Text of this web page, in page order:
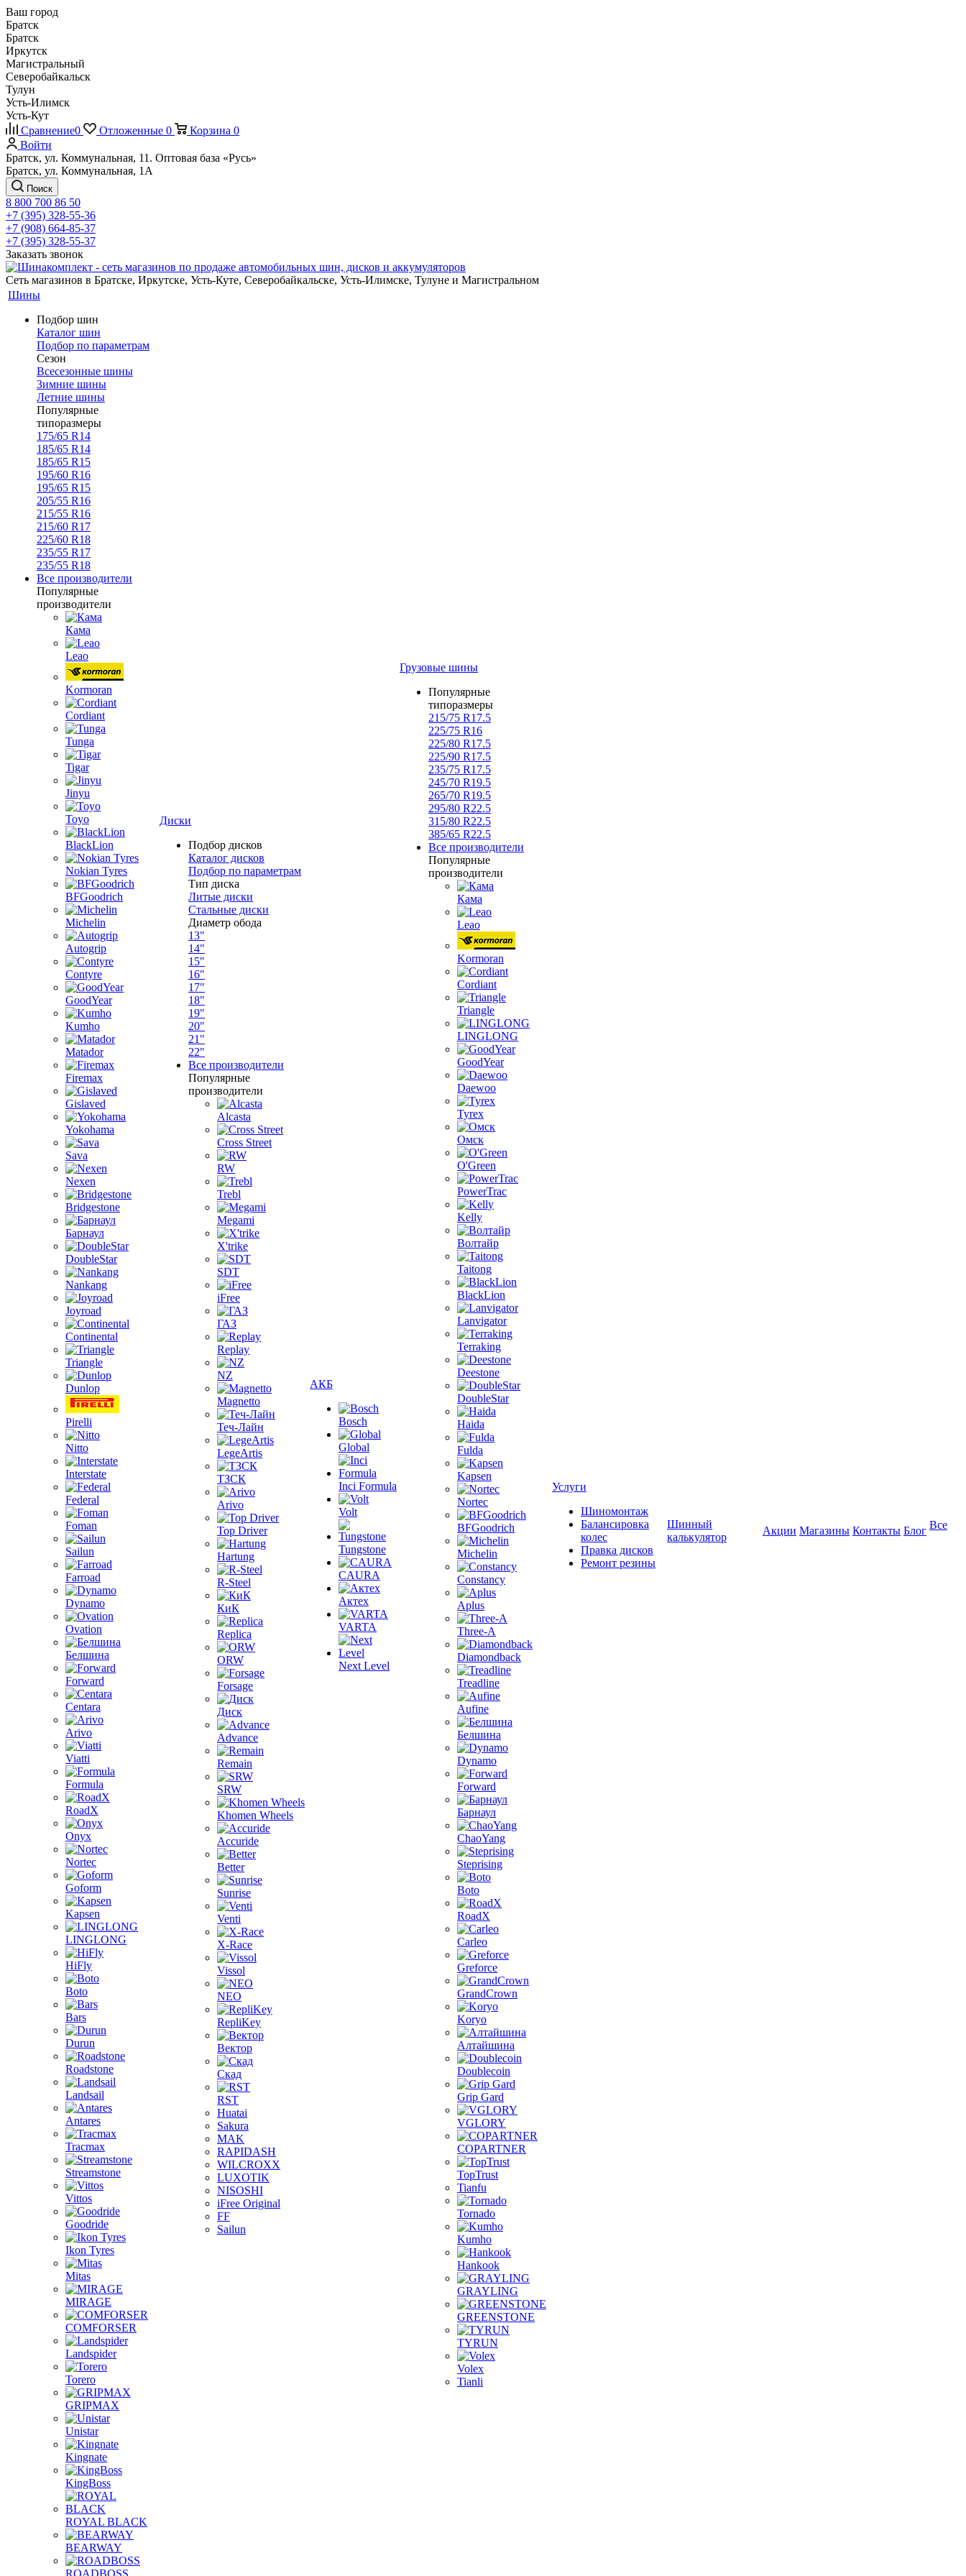
Ваш город
Братск
Братск
Иркутск
Магистральный
Северобайкальск
Тулун
Усть-Илимск
Усть-Кут
Сравнение0 Отложенные 0 Корзина 0
Войти
Братск, ул. Коммунальная, 11. Оптовая база «Русь»
Братск, ул. Коммунальная, 1А
Поиск
8 800 700 86 50
+7 (395) 328-55-36
+7 (908) 664-85-37
+7 (395) 328-55-37
Заказать звонок
Сеть магазинов в Братске, Иркутске, Усть-Куте, Северобайкальске, Усть-Илимске, Тулуне и Магистральном
Шины
Подбор шин
Каталог шин
Подбор по параметрам
Сезон
Всесезонные шины
Зимние шины
Летние шины
Популярные
типоразмеры
175/65 R14
185/65 R14
185/65 R15
195/60 R16
195/65 R15
205/55 R16
215/55 R16
215/60 R17
225/60 R18
235/55 R17
235/55 R18
Все производители
Популярные
производители
Кама
Leao
Kormoran
Cordiant
Tunga
Tigar
Jinyu
Toyo
BlackLion
Nokian Tyres
BFGoodrich
Michelin
Autogrip
Contyre
GoodYear
Kumho
Matador
Firemax
Gislaved
Yokohama
Sava
Nexen
Bridgestone
Барнаул
DoubleStar
Nankang
Joyroad
Continental
Triangle
Dunlop
Pirelli
Nitto
Interstate
Federal
Foman
Sailun
Farroad
Dynamo
Ovation
Белшина
Forward
Centara
Arivo
Viatti
Formula
RoadX
Onyx
Nortec
Goform
Kapsen
LINGLONG
HiFly
Boto
Bars
Durun
Roadstone
Landsail
Antares
Tracmax
Streamstone
Vittos
Goodride
Ikon Tyres
Mitas
MIRAGE
COMFORSER
Landspider
Torero
GRIPMAX
Unistar
Kingnate
KingBoss
ROYAL BLACK
BEARWAY
ROADBOSS
Диски
Подбор дисков
Каталог дисков
Подбор по параметрам
Тип диска
Литые диски
Стальные диски
Диаметр обода
13"
14"
15"
16"
17"
18"
19"
20"
21"
22"
Все производители
Популярные
производители
Alcasta
Cross Street
RW
Trebl
Megami
X'trike
SDT
iFree
ГАЗ
Replay
NZ
Magnetto
Теч-Лайн
LegeArtis
ТЗСК
Arivo
Top Driver
Hartung
R-Steel
КиК
Replica
ORW
Forsage
Диск
Advance
Remain
SRW
Khomen Wheels
Accuride
Better
Sunrise
Venti
X-Race
Vissol
NEO
RepliKey
Вектор
Скад
RST
Huatai
Sakura
MAK
RAPIDASH
WILCROXX
LUXOTIK
NISOSHI
iFree Original
FF
Sailun
АКБ
Bosch
Global
Inci Formula
Volt
Tungstone
CAURA
Актех
VARTA
Next Level
Грузовые шины
Популярные
типоразмеры
215/75 R17.5
225/75 R16
225/80 R17.5
225/90 R17.5
235/75 R17.5
245/70 R19.5
265/70 R19.5
295/80 R22.5
315/80 R22.5
385/65 R22.5
Все производители
Популярные
производители
Кама
Leao
Kormoran
Cordiant
Triangle
LINGLONG
GoodYear
Daewoo
Tyrex
Омск
O'Green
PowerTrac
Kelly
Волтайр
Taitong
BlackLion
Lanvigator
Terraking
Deestone
DoubleStar
Haida
Fulda
Kapsen
Nortec
BFGoodrich
Michelin
Constancy
Aplus
Three-A
Diamondback
Treadline
Aufine
Белшина
Dynamo
Forward
Барнаул
ChaoYang
Steprising
Boto
RoadX
Carleo
Greforce
GrandCrown
Koryo
Алтайшина
Doublecoin
Grip Gard
VGLORY
COPARTNER
TopTrust
Tianfu
Tornado
Kumho
Hankook
GRAYLING
GREENSTONE
TYRUN
Volex
Tianli
Услуги
Шиномонтаж
Балансировка
колес
Правка дисков
Ремонт резины
Шинный
калькулятор
Акции Магазины Контакты Блог Все